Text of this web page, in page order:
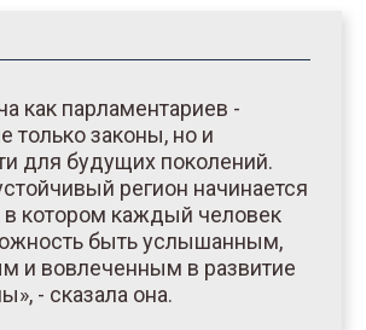
как парламентариев -
только законы, но и
для будущих поколений.
регион начинается
в котором каждый человек
быть услышанным,
и вовлеченным в развитие
- сказала она.